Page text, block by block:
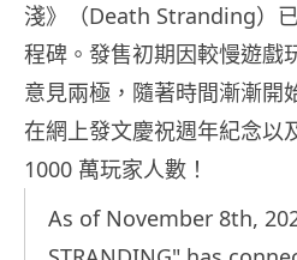
淺》（Death Stranding）
程碑。發售初期因較慢遊戲
意見兩極，隨著時間漸漸開
在網上發文慶祝週年紀念以
1000 萬玩家人數！
As of November 8th,